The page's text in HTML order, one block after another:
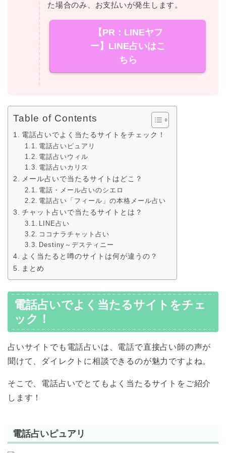
た場合のみ、お支払いが発生します。
【PR：LINEヤフ
ー】LINE占いはこ
ちら
Table of Contents
電話占いでよく当たるサイトをチェック！
電話占いピュアリ
電話占いウィル
電話占いカリス
メール占いで当たるサイトはどこ？
電話・メール占いのシエロ
電話占い「フィール」の本格メール占い
チャット占いで当たるサイトとは？
LINE占い
ココナラチャット占い
Destiny～デスティニー
よく当たると噂のサイトは何が違うの？
まとめ
電話占いでよく当たるサイトをチェ
ック！
占いサイトでも電話占いは、電話で直接占い師の声が
聞けて、ダイレクトに相談できるのが魅力ですよね。
そこで、電話占いでとてもよく当たるサイトをご紹介
します！
電話占いピュアリ